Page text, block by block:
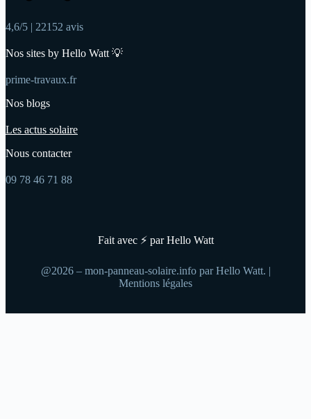
4,6/5 | 22152 avis
Nos sites by Hello Watt 💡
prime-travaux.fr
Nos blogs
Les actus solaire
Nous contacter
09 78 46 71 88
Fait avec ⚡ par Hello Watt
@2026 – mon-panneau-solaire.info par Hello Watt. |
Mentions légales